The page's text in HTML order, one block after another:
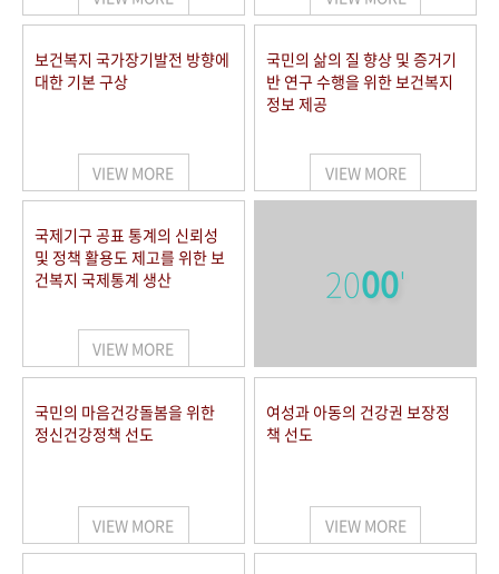
보건복지 국가장기발전 방향에
대한 기본 구상
VIEW MORE
국민의 삶의 질 향상 및 증거기
반 연구 수행을 위한 보건복지
정보 제공
VIEW MORE
국제기구 공표 통계의 신뢰성
및 정책 활용도 제고를 위한 보
건복지 국제통계 생산
VIEW MORE
2000'
국민의 마음건강돌봄을 위한
정신건강정책 선도
VIEW MORE
여성과 아동의 건강권 보장정
책 선도
VIEW MORE